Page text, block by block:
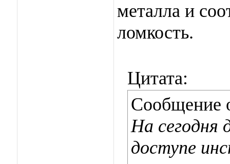
металла и
ломкость.
Цитата:
Сообщение
На сегодня
доступе